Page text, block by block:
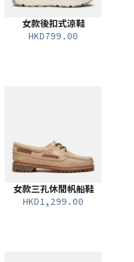
女款後扣式涼鞋
HKD799.00
女款三孔休閒帆船鞋
HKD1,299.00